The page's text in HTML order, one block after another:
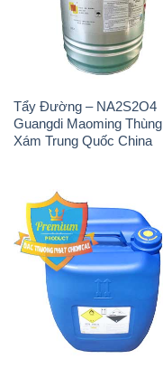
Tẩy Đường – NA2S2O4
Guangdi Maoming Thùng
Xám Trung Quốc China